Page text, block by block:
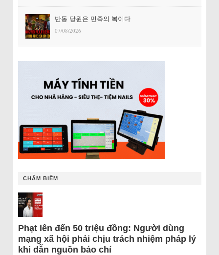
반동 당원은 민족의 복이다
07/08/2026
CHÂM BIẾM
Phạt lên đến 50 triệu đồng: Người dùng
mạng xã hội phải chịu trách nhiệm pháp lý
khi dẫn nguồn báo chí